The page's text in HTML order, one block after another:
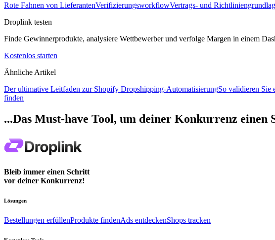
Rote Fahnen von LieferantenVerifizierungsworkflowVertrags- und
Droplink testen
Finde Gewinnerprodukte, analysiere Wettbewerber und verfolge Margen in einem
Kostenlos starten
Ähnliche Artikel
Der ultimative Leitfaden zur Shopify Dropshipping-AutomatisierungSo validieren Sie
finden
...Das Must-have Tool, um deiner Konkurrenz einen
Bleib immer einen Schritt
vor deiner Konkurrenz!
Lösungen
Bestellungen erfüllenProdukte findenAds entdeckenShops tracken